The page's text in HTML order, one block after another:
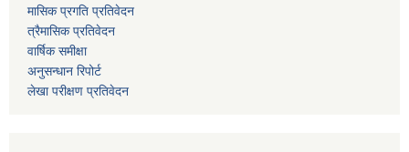
मासिक प्रगति प्रतिवेदन
त्रैमासिक प्रतिवेदन
वार्षिक समीक्षा
अनुसन्धान रिपोर्ट
लेखा परीक्षण प्रतिवेदन